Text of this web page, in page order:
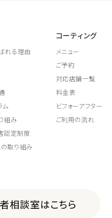
れる理由
ム
組み
認定制度
取り組み
コーティング
メニュー
ご予約
対応店舗一覧
料金表
ビフォーアフター
ご利用の流れ
相談室はこちら